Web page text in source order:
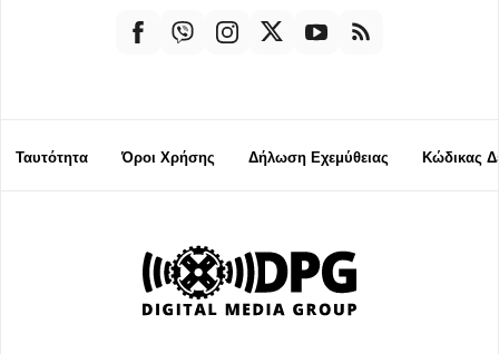
Ταυτότητα Όροι Χρήσης Δήλωση Εχεμύθειας Κώδικας